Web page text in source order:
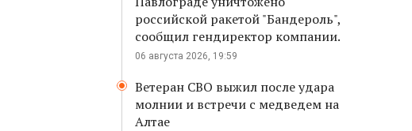
российской ракетой "Бандероль",
сообщил гендиректор компании.
06 августа 2026, 19:59
Ветеран СВО выжил после удара
молнии и встречи с медведем на
Алтае